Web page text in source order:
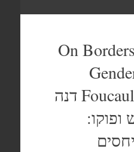
On
Foucault- Dana Mills דנה